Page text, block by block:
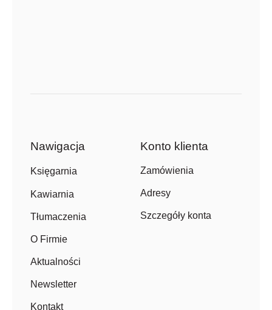
Nawigacja
Księgarnia
Kawiarnia
Tłumaczenia
O Firmie
Aktualności
Newsletter
Kontakt
Konto klienta
Zamówienia
Adresy
Szczegóły konta